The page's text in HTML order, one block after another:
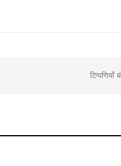
टिप्पणियाँ